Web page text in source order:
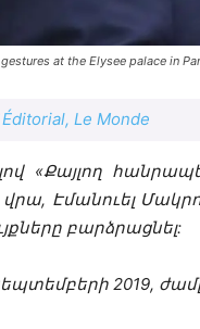
at the Elysee palace in
Éditorial, Le Monde
«Քայլող
վրա, Էմանուել
բարձրացնել:
2019,